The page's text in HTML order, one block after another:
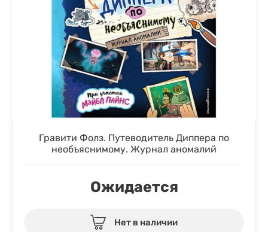
Гравити Фолз. Путеводитель Диппера по
необъяснимому. Журнал аномалий
Ожидается
Нет в наличии